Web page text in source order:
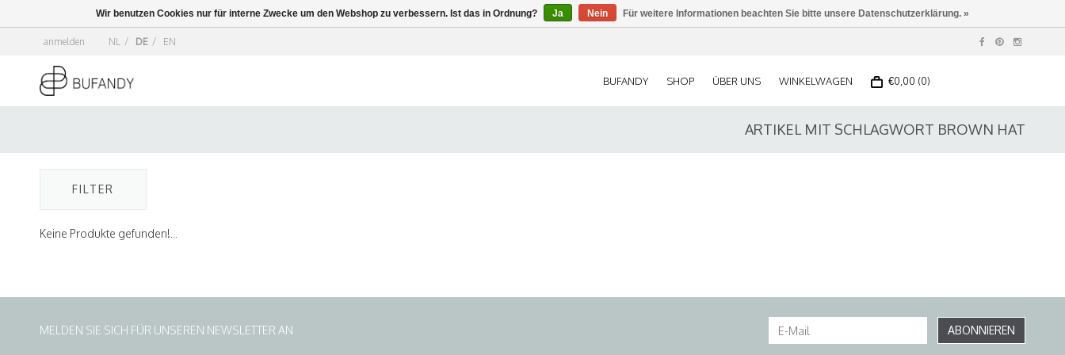
anmelden NL / DE / EN
BUFANDY SHOP ÜBER UNS WINKELWAGEN €0,00 (0)
ARTIKEL MIT SCHLAGWORT BROWN HAT
FILTER
Keine Produkte gefunden!...
MELDEN SIE SICH FÜR UNSEREN NEWSLETTER AN ABONNIEREN
Wir benutzen Cookies nur für interne Zwecke um den Webshop zu verbessern. Ist das in Ordnung? Ja Nein Für weitere Informationen beachten Sie bitte unsere Datenschutzerklärung. »